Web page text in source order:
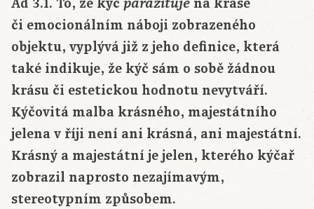
parazituje
či emocionálním náboji zobrazeného
objektu, vyplývá již z jeho definice, která
také indikuje, že kýč sám o sobě žádnou
krásu či estetickou hodnotu nevytváří.
Kýčovitá malba krásného, majestátního
jelena v říji není ani krásná, ani majestátní.
Krásný a majestátní je jelen, kterého kýčař
zobrazil naprosto nezajímavým,
stereotypním způsobem.